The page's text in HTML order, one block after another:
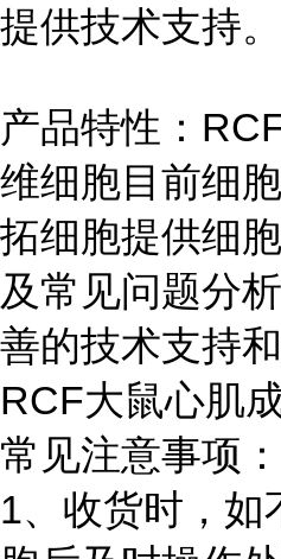
提供技术支持。
产品特性：
维细胞目前细
拓细胞提供细
及常见问题分
善的技术支持
RCF大鼠心肌
常见注意事项：
1、收货时，如